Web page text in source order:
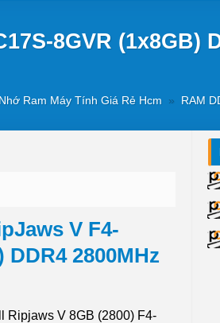
8GVR (1x8GB)
Ram Máy Tính Giá Rẻ Hcm » RAM
V F4-
DDR4 2800MHz
Ripjaws V 8GB (2800) F4-